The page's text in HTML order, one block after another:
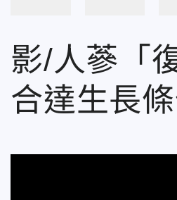
影/人蔘「
合達生長